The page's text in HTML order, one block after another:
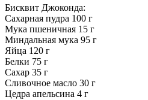
Бисквит Джоконда:
Сахарная пудра 100 г
Мука пшеничная 15 г
Миндальная мука 95 г
Яйца 120 г
Белки 75 г
Сахар 35 г
Сливочное масло 30 г
Цедра апельсина 4 г